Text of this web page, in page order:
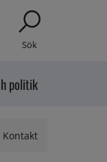
Sök
politik
Kontakt